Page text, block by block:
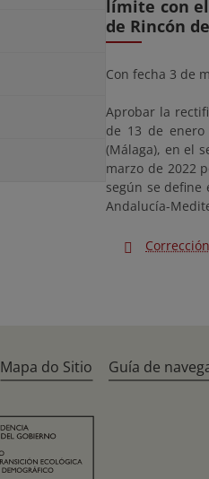
límite con
de Rincón
Con fecha 3 de
Aprobar la
de 13 de
(Málaga), en el
marzo de 2022
según se define
Andalucía-
Mapa do Sitio Guía de